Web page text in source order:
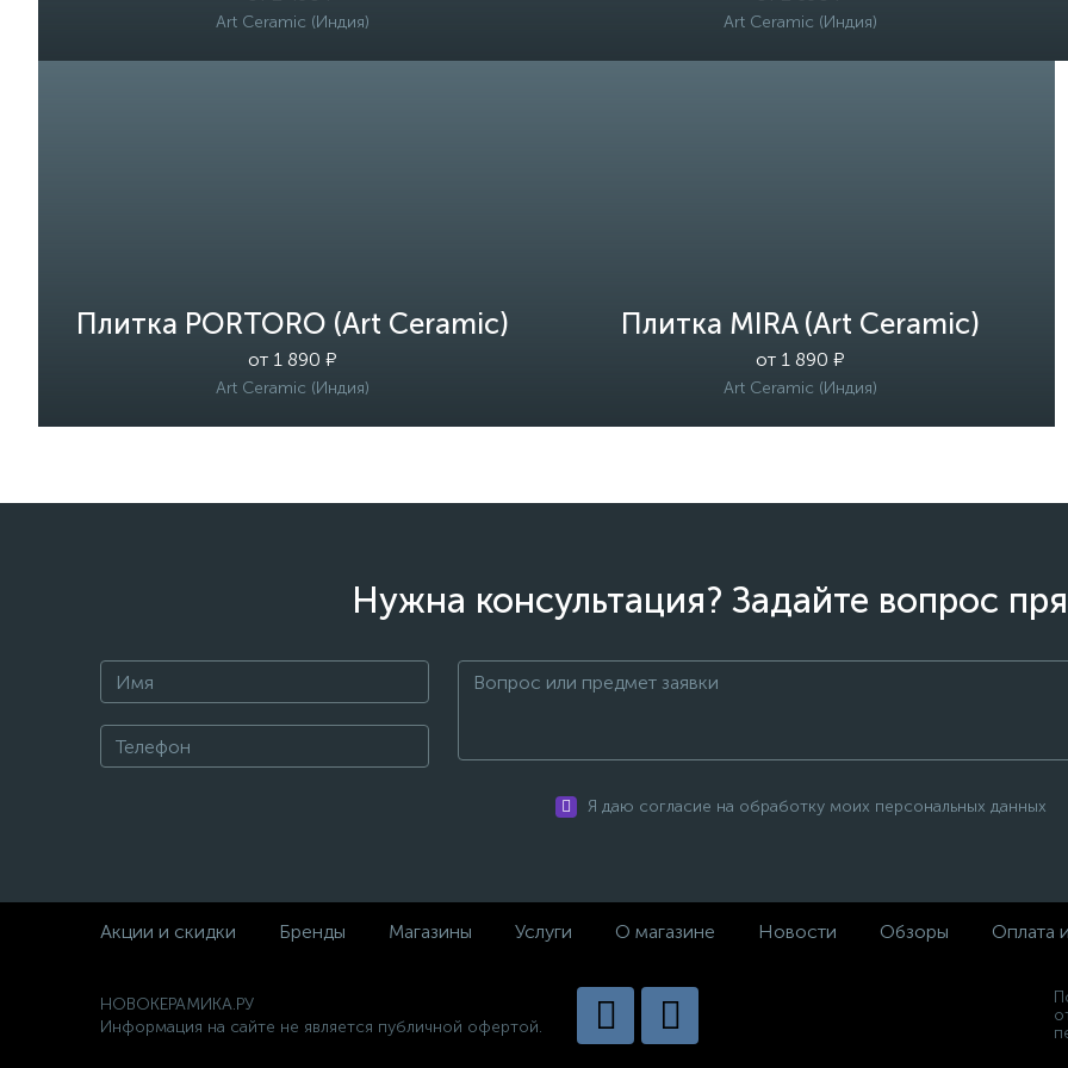
Art Ceramic (Индия) Art Ceramic (Индия)
Плитка PORTORO (Art Ceramic)
от 1 890 ₽
Art Ceramic (Индия)
Плитка MIRA (Art Ceramic)
от 1 890 ₽
Art Ceramic (Индия)
Нужна консультация? Задайте вопрос
Я даю согласие на обработку моих персональных данных
Акции и скидки Бренды Магазины Услуги О магазине Новости Обзоры Оплата
НОВОКЕРАМИКА.РУ
Информация на сайте не является публичной офертой.